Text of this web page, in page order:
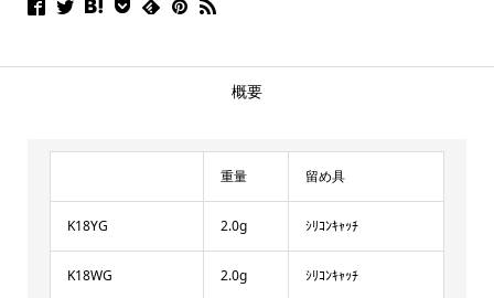
概要
重量 留め具
K18YG 2.0g ｼﾘｺﾝｷｬｯﾁ
K18WG 2.0g ｼﾘｺﾝｷｬｯﾁ